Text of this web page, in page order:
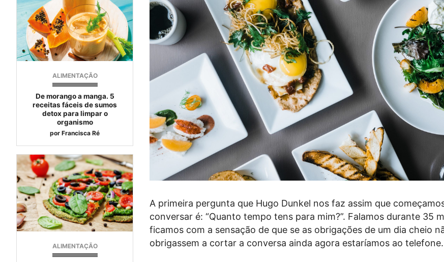
ALIMENTAÇÃO
De morango a manga. 5
receitas fáceis de sumos
detox para limpar o
organismo
por Francisca Ré
ALIMENTAÇÃO
A primeira pergunta que Hugo Dunkel nos faz assim que
conversar é: “Quanto tempo tens para mim?”. Falamos durante 35
ficamos com a sensação de que se as obrigações de um dia cheio
obrigassem a cortar a conversa ainda agora estaríamos ao telefone.